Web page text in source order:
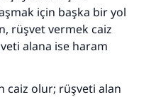
için başka bir yol
rüşvet vermek caiz
alana ise haram
caiz olur; rüşveti alan